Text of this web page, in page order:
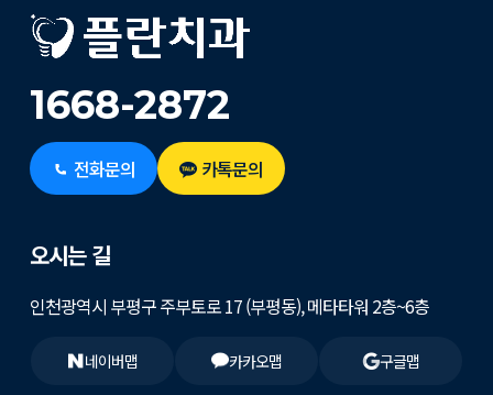
1668-2872
전화문의 카톡문의
오시는 길
인천광역시 부평구 주부토로 17 (부평동), 메타타워 2층~6층
네이버맵 카카오맵 구글맵